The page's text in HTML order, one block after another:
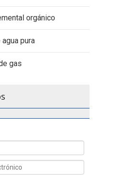
orgánico
pura
gas